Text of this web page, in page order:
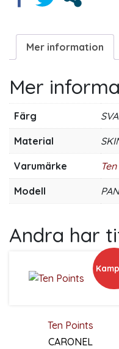
Mer information
Mer
Färg
Material
Varumärke
Modell
Andra har
Ten Points
CARONEL